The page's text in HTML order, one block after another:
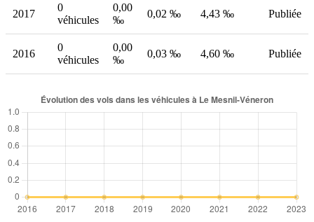
2017
0
véhicules
0,00
‰
0,02 ‰ 4,43 ‰ Publiée
2016
0
véhicules
0,00
‰
0,03 ‰ 4,60 ‰ Publiée